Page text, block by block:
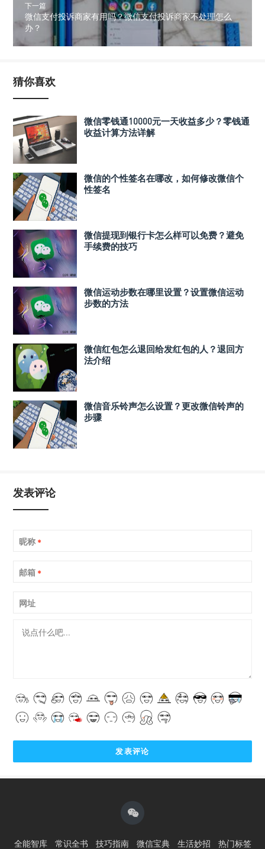
下一篇
微信支付投诉商家有用吗？微信支付投诉商家不处理怎么
办？
猜你喜欢
微信零钱通10000元一天收益多少？零钱通
收益计算方法详解
微信的个性签名在哪改，如何修改微信个
性签名
微信提现到银行卡怎么样可以免费？避免
手续费的技巧
微信运动步数在哪里设置？设置微信运动
步数的方法
微信红包怎么退回给发红包的人？退回方
法介绍
微信音乐铃声怎么设置？更改微信铃声的
步骤
发表评论
昵称 *
邮箱 *
网址
全能智库 常识全书 技巧指南 微信宝典 生活妙招 热门标签